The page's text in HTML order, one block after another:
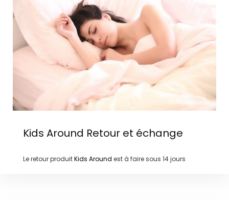
Kids Around Retour et échange
Le retour produitKids Around est à faire sous 14 jours